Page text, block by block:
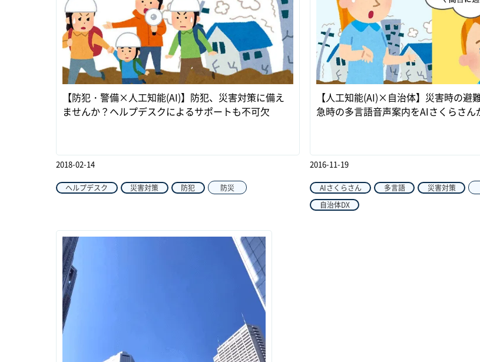
【防犯・警備×人工知能(AI)】防犯、災害対策に備え
ませんか？ヘルプデスクによるサポートも不可欠
2018-02-14
ヘルプデスク 災害対策 防犯 防災
【人工知能(AI)×自治体】災害時の避
急時の多言語音声案内をAIさくらさん
2016-11-19
AIさくらさん 多言語 災害対策
自治体DX